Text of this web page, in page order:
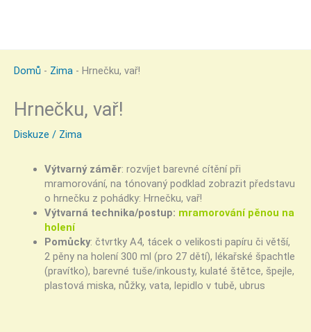
Domů - Zima - Hrnečku, vař!
Hrnečku, vař!
Diskuze / Zima
Výtvarný záměr: rozvíjet barevné cítění při
mramorování, na tónovaný podklad zobrazit představu
o hrnečku z pohádky: Hrnečku, vař!
Výtvarná technika/postup: mramorování pěnou na
holení
Pomůcky: čtvrtky A4, tácek o velikosti papíru či větší,
2 pěny na holení 300 ml (pro 27 dětí), lékařské špachtle
(pravítko), barevné tuše/inkousty, kulaté štětce, špejle,
plastová miska, nůžky, vata, lepidlo v tubě, ubrus